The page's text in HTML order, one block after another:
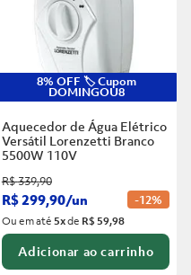
8% OFF 🏷️ Cupom
DOMINGOU8
Aquecedor de Água Elétrico
Versátil Lorenzetti Branco
5500W 110V
R$339,90
R$299,90/un -12%
Ou em até5xde R$ 59,98
Adicionar ao carrinho